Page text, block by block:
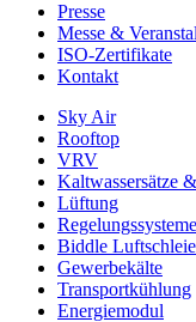
Presse
Messe &
ISO-Zertifikate
Kontakt
Sky Air
Rooftop
VRV
Kaltwassersätze
Lüftung
Regelungssysteme
Biddle
Gewerbekälte
Transportkühlung
Energiemodul